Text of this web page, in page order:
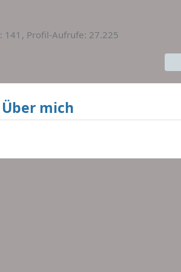
141 Profil-Aufrufe 27.225
Über mich